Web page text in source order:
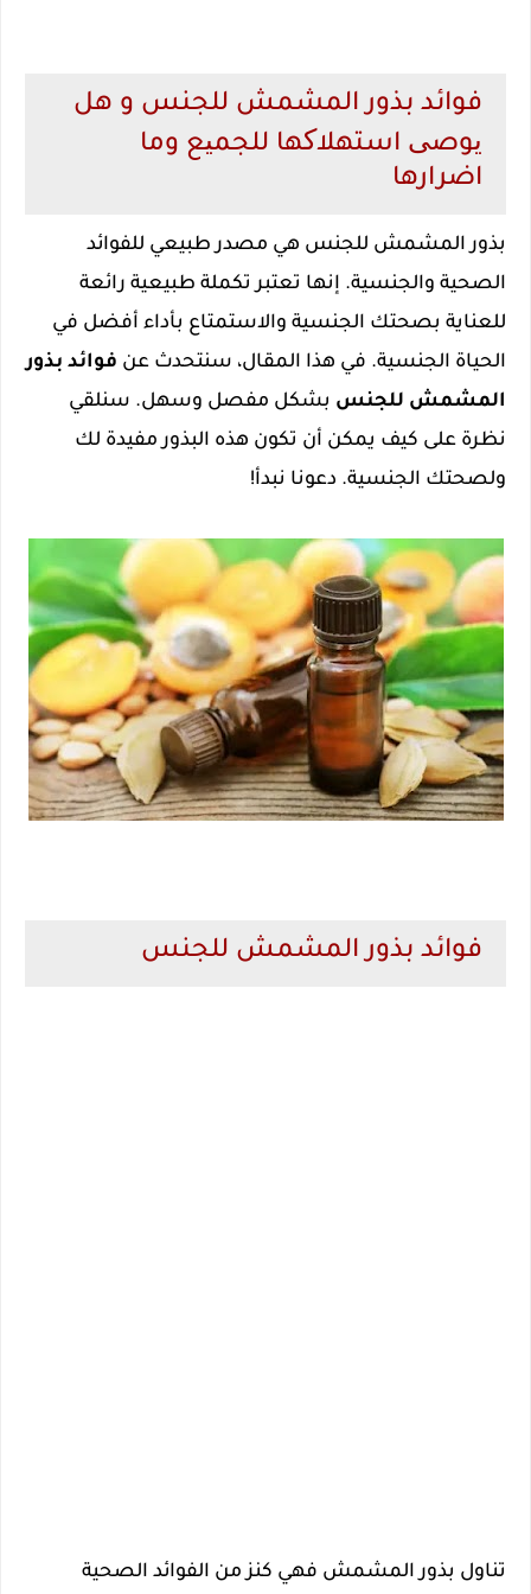
فوائد بذور المشمش للجنس و هل
یوصی استهلاکها للجمیع وما
اضرارها
بذور المشمش للجنس هي مصدر طبيعي للفوائد
الصحية والجنسية. إنها تعتبر تكملة طبيعية رائعة
للعناية بصحتك الجنسية والاستمتاع بأداء أفضل في
الحياة الجنسية. في هذا المقال، سنتحدث عن فوائد بذور
المشمش للجنس بشكل مفصل وسهل. سنلقي
نظرة على كيف يمكن أن تكون هذه البذور مفيدة لك
ولصحتك الجنسية. دعونا نبدأ!
فوائد بذور المشمش للجنس
تناول بذور المشمش فهي كنز من الفوائد الصحية